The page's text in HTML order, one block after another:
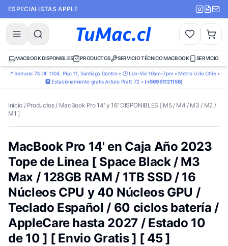
ESPECIALISTAS APPLE
MACBOOK DISPONIBLES PRODUCTOS SERVICIO TÉCNICO MACBOOK SERVICIO
📍 Serrano 73 Of. 1104, Piso 11, Santiago Centro • 🕒 Lun-Vie 10am-7pm • Metro U de Chile •
🅿️ Estacionamiento gratis Arturo Pratt 72 • (+56951121156)
Inicio/ Productos/ MacBook Pro 14' y 16' DISPONIBLES [ M5 / M4 / M3 / M2 /
M1 ]
MacBook Pro 14' en Caja Año 2023
Tope de Linea [ Space Black / M3
Max / 128GB RAM / 1TB SSD / 16
Núcleos CPU y 40 Núcleos GPU /
Teclado Español / 60 ciclos batería /
AppleCare hasta 2027 / Estado 10
de 10 ] [ Envio Gratis ] [ 45 ]